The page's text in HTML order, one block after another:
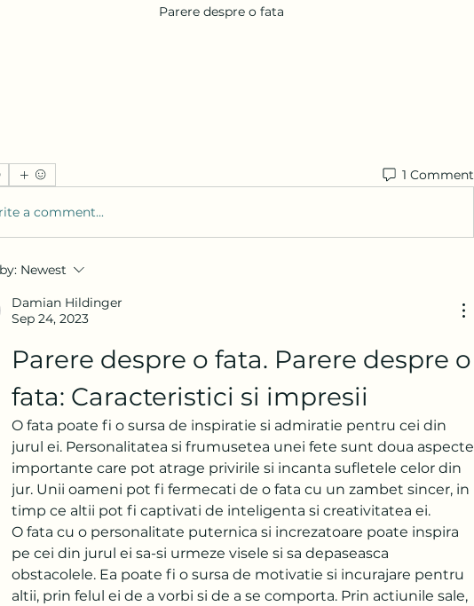
Parere despre o fata
1 Comment
a comment...
Newest
Damian Hildinger
Sep 24, 2023
Parere despre o fata. Parere despre o
fata: Caracteristici si impresii
O fata poate fi o sursa de inspiratie si admiratie pentru cei din
jurul ei. Personalitatea si frumusetea unei fete sunt doua aspecte
importante care pot atrage privirile si incanta sufletele celor din
jur. Unii oameni pot fi fermecati de o fata cu un zambet sincer, in
timp ce altii pot fi captivati de inteligenta si creativitatea ei.
O fata cu o personalitate puternica si increzatoare poate inspira
pe cei din jurul ei sa-si urmeze visele si sa depaseasca
obstacolele. Ea poate fi o sursa de motivatie si incurajare pentru
altii, prin felul ei de a vorbi si de a se comporta. Prin actiunile sale,